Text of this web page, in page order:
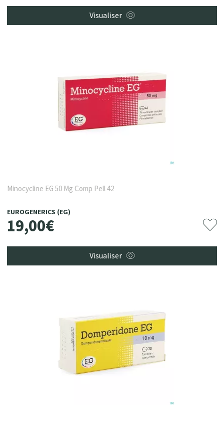
Visualiser
Minocycline EG 50 Mg Comp Pell 42
EUROGENERICS (EG)
19,00€
Visualiser